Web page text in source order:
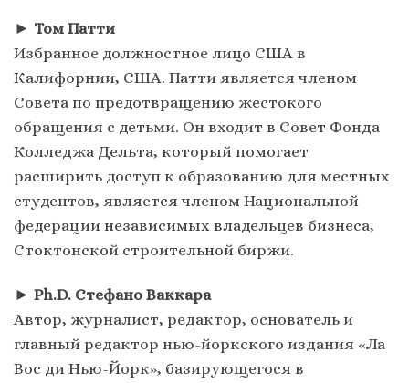
► Том Патти
Избранное должностное лицо США в
Калифорнии, США. Патти является членом
Совета по предотвращению жестокого
обращения с детьми. Он входит в Совет Фонда
Колледжа Дельта, который помогает
расширить доступ к образованию для местных
студентов, является членом Национальной
федерации независимых владельцев бизнеса,
Стоктонской строительной биржи.
► Ph.D. Стефано Ваккара
Автор, журналист, редактор, основатель и
главный редактор нью-йоркского издания «Ла
Вос ди Нью-Йорк», базирующегося в